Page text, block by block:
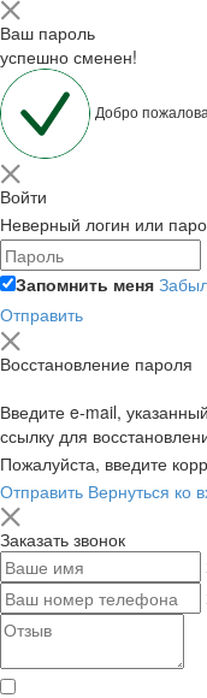
Ваш пароль
успешно сменен!
Добро
Войти
Неверный логин или
Запомнить меня
Отправить
Восстановление пароля
Введите e-mail,
ссылку для
Пожалуйста, введите
Отправить Вернуться ко
Заказать звонок